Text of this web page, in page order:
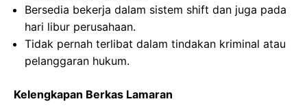
Bersedia bekerja dalam sistem shift dan juga pada
hari libur perusahaan.
Tidak pernah terlibat dalam tindakan kriminal atau
pelanggaran hukum.
Kelengkapan Berkas Lamaran